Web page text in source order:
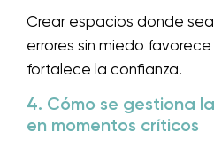
Crear espacios donde
errores sin miedo
fortalece la confianza.
4. Cómo se gestiona
en momentos críticos